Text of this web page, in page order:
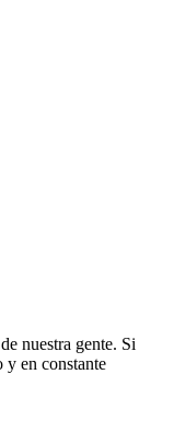
nuestra gente. Si
y en constante